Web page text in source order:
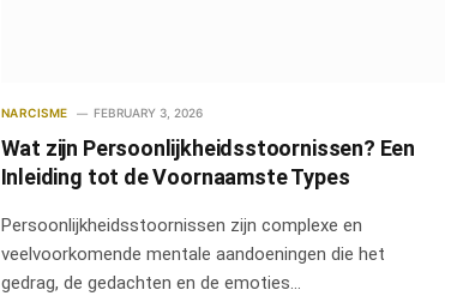
NARCISME FEBRUARY 3, 2026
Wat zijn Persoonlijkheidsstoornissen? Een
Inleiding tot de Voornaamste Types
Persoonlijkheidsstoornissen zijn complexe en
veelvoorkomende mentale aandoeningen die het
gedrag, de gedachten en de emoties…